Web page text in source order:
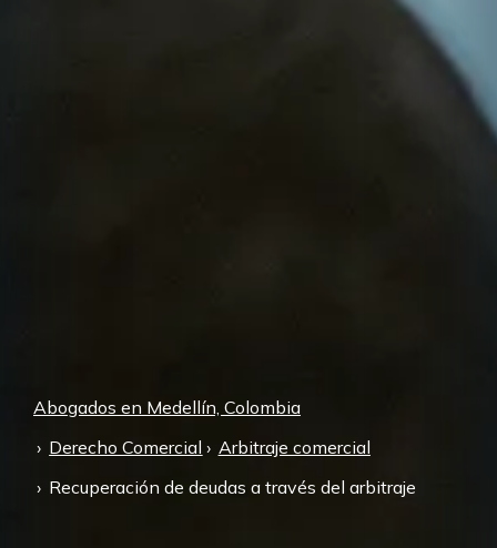
Abogados en Medellín, Colombia
Derecho Comercial
Arbitraje comercial
Recuperación de deudas a través del arbitraje